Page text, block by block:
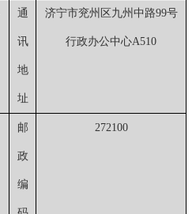
通
讯
地
址
济宁市兖州区九州中路99号
行政办公中心A510
邮
政
编
272100